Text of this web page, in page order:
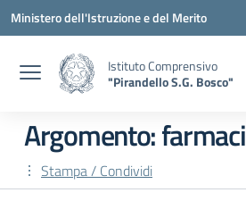
Vai ai contenuti
Vai al menu di navigazione
Vai al footer
Ministero dell'Istruzione e del Merito
Istituto Comprensivo
"Pirandello S.G. Bosco"
Argomento: farmaci
Stampa / Condividi